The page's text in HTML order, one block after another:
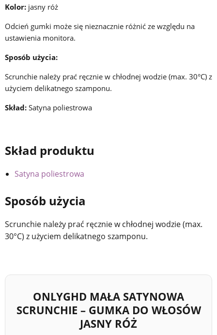
Kolor: jasny róż
Odcień gumki może się nieznacznie różnić ze względu na
ustawienia monitora.
Sposób użycia:
Scrunchie należy prać ręcznie w chłodnej wodzie (max. 30°C) z
użyciem delikatnego szamponu.
Skład: Satyna poliestrowa
Skład produktu
Satyna poliestrowa
Sposób użycia
Scrunchie należy prać ręcznie w chłodnej wodzie (max.
30°C) z użyciem delikatnego szamponu.
ONLYGHD MAŁA SATYNOWA
SCRUNCHIE – GUMKA DO WŁOSÓW
JASNY RÓŻ